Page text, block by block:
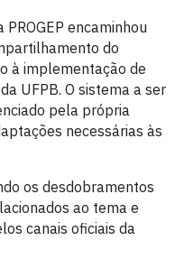
encaminhou
do
à implementação de
UFPB. O sistema a ser
pela própria
necessárias às
os desdobramentos
ao tema e
canais oficiais da